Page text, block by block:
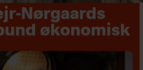
Nørgaards
økonomisk